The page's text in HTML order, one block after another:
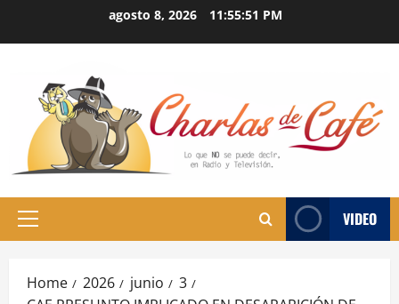
agosto 8, 2026 11:55:51 PM
Primary
VIDEO
Home 2026 junio
3